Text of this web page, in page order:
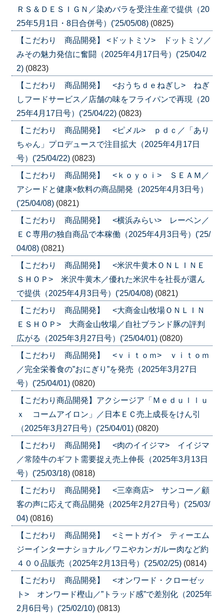
ＲＳ＆ＤＥＳＩＧＮ／染めバラを受注生産で提供（20
25年5月1日・8日合併号）('25/05/08) (0825)
【こだわり 商品開発】 <ドットミソ> ドットミソ／
みその魅力発信に奮闘（2025年4月17日号）('25/04/2
2) (0823)
【こだわり 商品開発】 <おうちｄｅねぎし> ねぎ
しフードサービス／店舗の味をフライパンで再現（20
25年4月17日号）('25/04/22) (0823)
【こだわり 商品開発】 <ピメル> ｐｄｃ／「あり
ちゃん」プロデュースで注目拡大（2025年4月17日
号）('25/04/22) (0823)
【こだわり 商品開発】 <ｋｏｙｏｉ> ＳＥＡＭ／
アシードと健康×飲料の商品開発（2025年4月3日号）
('25/04/08) (0821)
【こだわり 商品開発】 <横浜みらい> レーベン／
ＥＣ専用の独自商品で本稼働（2025年4月3日号）('25/
04/08) (0821)
【こだわり 商品開発】 <米沢牛黄木ＯＮＬＩＮＥ
ＳＨＯＰ> 米沢牛黄木／優れた米沢牛を社長が選ん
で提供（2025年4月3日号）('25/04/08) (0821)
【こだわり 商品開発】 <大商金山牧場ＯＮＬＩＮ
ＥＳＨＯＰ> 大商金山牧場／自社ブランド豚の評判
広がる（2025年3月27日号）('25/04/01) (0820)
【こだわり 商品開発】 <ｖｉｔｏｍ> ｖｉｔｏｍ
／完全栄養食の”おにぎり”を発売（2025年3月27日
号）('25/04/01) (0820)
【こだわり商品開発】アクシージア「Ｍｅｄｕｌｌｕ
ｘ コームアイロン」／日本ＥＣ売上成長をけん引
（2025年3月27日号）('25/04/01) (0820)
【こだわり 商品開発】 <肉のイイジマ> イイジマ
／常陸牛のギフト需要捉え売上伸長（2025年3月13日
号）('25/03/18) (0818)
【こだわり 商品開発】 <三幸商店> サンコー／顧
客の声に応えて商品開発（2025年2月27日号）('25/03/
04) (0816)
【こだわり 商品開発】 <ミートガイ> ティーエム
ジーインターナショナル／ワニやカンガルー肉など約
４００品販売（2025年2月13日号）('25/02/25) (0814)
【こだわり 商品開発】 <オンワード・クローゼッ
ト> オンワード樫山／”トラッド感”で差別化（2025年
2月6日号）('25/02/10) (0813)